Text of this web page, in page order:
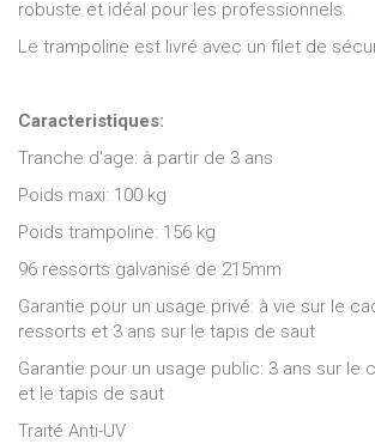
robuste et idéal pour les professionnels.
Le trampoline est livré avec un filet de
Caracteristiques:
Tranche d'age: à partir de 3 ans
Poids maxi: 100 kg
Poids trampoline: 156 kg
96 ressorts galvanisé de 215mm
Garantie pour un usage privé: à vie sur le
ressorts et 3 ans sur le tapis de saut
Garantie pour un usage public: 3 ans sur le
et le tapis de saut
Traité Anti-UV